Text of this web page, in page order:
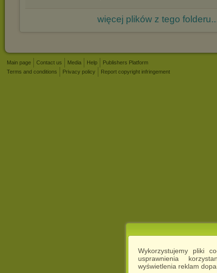
Wykorzystujemy pliki
usprawnienia
wyświetlenia reklam
więcej plików z tego
Main page Contact us Media Help
Publishers Platform
Terms and conditions
Privacy policy Report copyright infringement